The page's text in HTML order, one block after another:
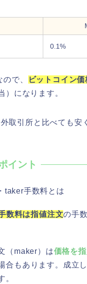
0.1%
で、
ビットコイン
）になります。
取引所と比べても安
taker手数料とは
数料は指値注文の手
（maker）は価格を
合もあります。成立
。